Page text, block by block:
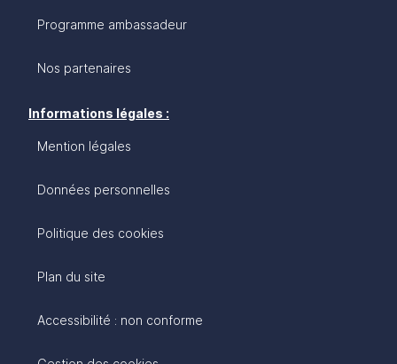
Programme ambassadeur
Nos partenaires
Informations légales :
Mention légales
Données personnelles
Politique des cookies
Plan du site
Accessibilité : non conforme